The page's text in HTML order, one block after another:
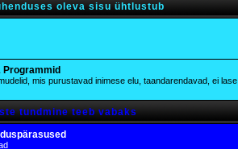
oleva sisu ühtlustub
Programmid
mis purustavad inimese elu, taandarendavad, ei
tundmine teeb vabaks